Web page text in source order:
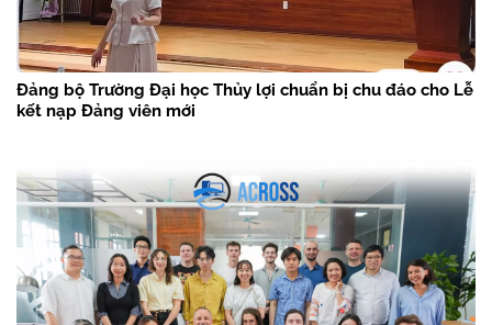
Đảng bộ Trường Đại học Thủy lợi chuẩn bị chu đáo cho Lễ
kết nạp Đảng viên mới